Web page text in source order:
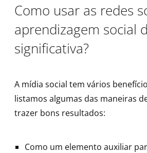
Como usar as redes
aprendizagem social
significativa?
A mídia social tem vários
listamos algumas das maneiras
trazer bons resultados:
Como um elemento auxiliar